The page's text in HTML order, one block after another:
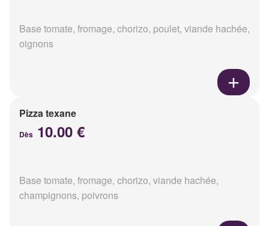
Base tomate, fromage, chorizo, poulet, viande hachée,
oignons
Pizza texane
Dès 10.00 €
Base tomate, fromage, chorizo, viande hachée,
champignons, poivrons